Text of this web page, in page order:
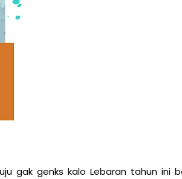
gak genks kalo Lebaran tahun ini